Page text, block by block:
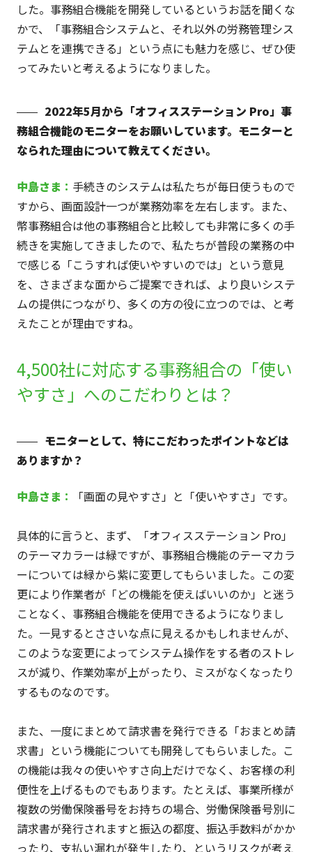
した。事務組合機能を開発しているというお話を聞くな
かで、「事務組合システムと、それ以外の労務管理シス
テムとを連携できる」という点にも魅力を感じ、ぜひ使
ってみたいと考えるようになりました。
2022年5月から「オフィスステーション Pro」事
務組合機能のモニターをお願いしています。モニターと
なられた理由について教えてください。
中島さま ： 手続きのシステムは私たちが毎日使うもので
すから、画面設計一つが業務効率を左右します。また、
幣事務組合は他の事務組合と比較しても非常に多くの手
続きを実施してきましたので、私たちが普段の業務の中
で感じる「こうすれば使いやすいのでは」という意見
を、さまざまな面からご提案できれば、より良いシステ
ムの提供につながり、多くの方の役に立つのでは、と考
えたことが理由ですね。
4,500社に対応する事務組合の「使い
やすさ」へのこだわりとは？
モニターとして、特にこだわったポイントなどは
ありますか？
中島さま ： 「画面の見やすさ」と「使いやすさ」です。
具体的に言うと、まず、「オフィスステーション Pro」
のテーマカラーは緑ですが、事務組合機能のテーマカラ
ーについては緑から紫に変更してもらいました。この変
更により作業者が「どの機能を使えばいいのか」と迷う
ことなく、事務組合機能を使用できるようになりまし
た。一見するとささいな点に見えるかもしれませんが、
このような変更によってシステム操作をする者のストレ
スが減り、作業効率が上がったり、ミスがなくなったり
するものなのです。
また、一度にまとめて請求書を発行できる「おまとめ請
求書」という機能についても開発してもらいました。こ
の機能は我々の使いやすさ向上だけでなく、お客様の利
便性を上げるものでもあります。たとえば、事業所様が
複数の労働保険番号をお持ちの場合、労働保険番号別に
請求書が発行されますと振込の都度、振込手数料がかか
ったり、支払い漏れが発生したり、というリスクが考え